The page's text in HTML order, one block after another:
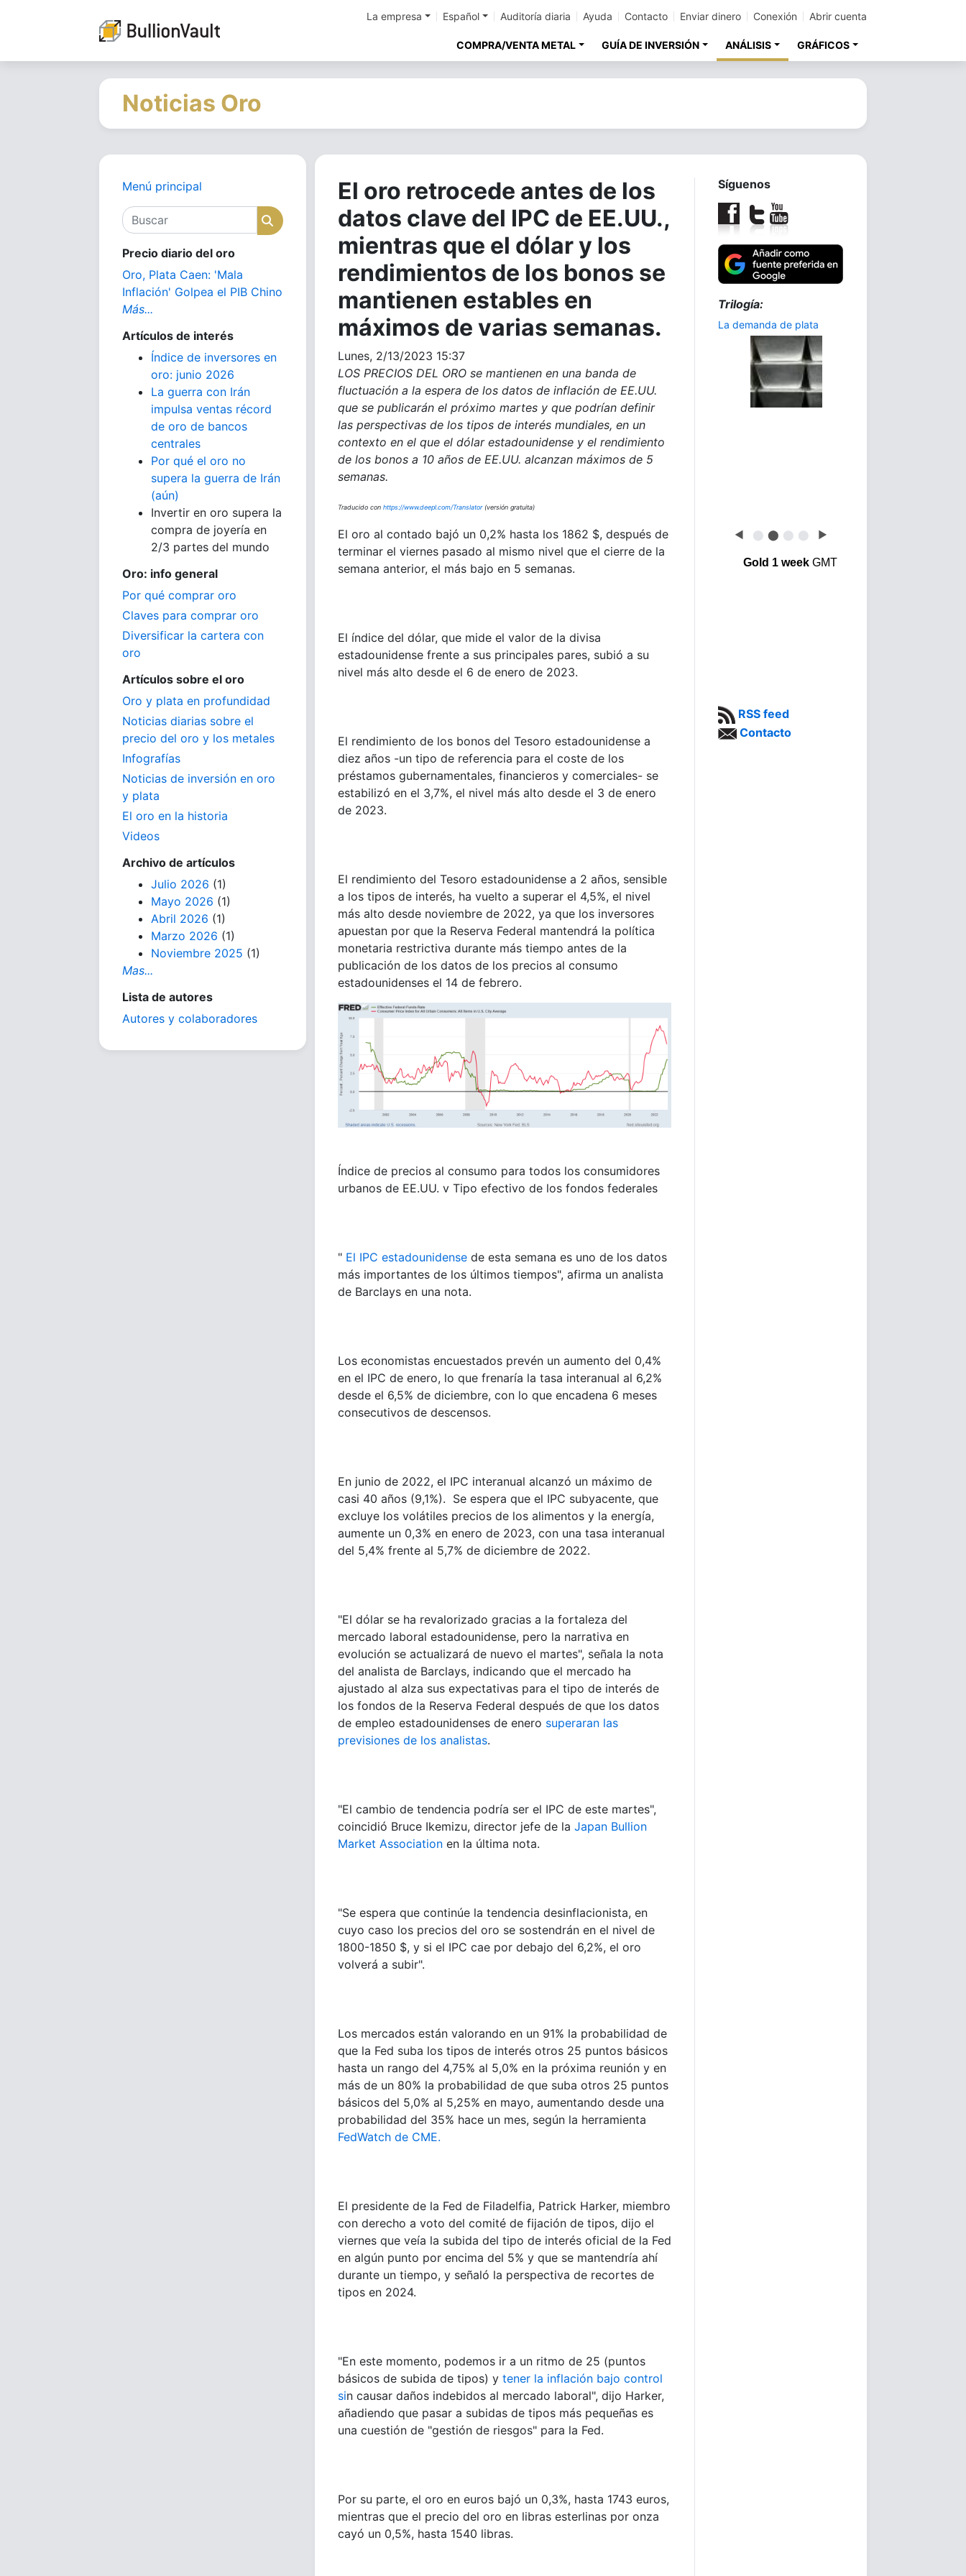
La empresa Español Auditoría diaria Ayuda Contacto Enviar dinero Conexión Abrir cuenta
COMPRA/VENTA METAL GUÍA DE INVERSIÓN ANÁLISIS GRÁFICOS
Noticias Oro
Menú principal
Buscar
Buscar
Precio diario del oro
Oro, Plata Caen: 'Mala
Inflación' Golpea el PIB Chino
Más...
Artículos de interés
Índice de inversores en
oro: junio 2026
La guerra con Irán
impulsa ventas récord
de oro de bancos
centrales
Por qué el oro no
supera la guerra de Irán
(aún)
Invertir en oro supera la
compra de joyería en
2/3 partes del mundo
Oro: info general
Por qué comprar oro
Claves para comprar oro
Diversificar la cartera con
oro
Artículos sobre el oro
Oro y plata en profundidad
Noticias diarias sobre el
precio del oro y los metales
Infografías
Noticias de inversión en oro
y plata
El oro en la historia
Videos
Archivo de artículos
Julio 2026 (1)
Mayo 2026 (1)
Abril 2026 (1)
Marzo 2026 (1)
Noviembre 2025 (1)
Mas...
Lista de autores
Autores y colaboradores
El oro retrocede antes de los
datos clave del IPC de EE.UU.,
mientras que el dólar y los
rendimientos de los bonos se
mantienen estables en
máximos de varias semanas.
Lunes, 2/13/2023 15:37
LOS PRECIOS DEL ORO se mantienen en una banda de
fluctuación a la espera de los datos de inflación de EE.UU.
que se publicarán el próximo martes y que podrían definir
las perspectivas de los tipos de interés mundiales, en un
contexto en el que el dólar estadounidense y el rendimiento
de los bonos a 10 años de EE.UU. alcanzan máximos de 5
semanas.
Traducido con https://www.deepl.com/Translator(versión gratuita)
El oro al contado bajó un 0,2% hasta los 1862 $, después de
terminar el viernes pasado al mismo nivel que el cierre de la
semana anterior, el más bajo en 5 semanas.
El índice del dólar, que mide el valor de la divisa
estadounidense frente a sus principales pares, subió a su
nivel más alto desde el 6 de enero de 2023.
El rendimiento de los bonos del Tesoro estadounidense a
diez años -un tipo de referencia para el coste de los
préstamos gubernamentales, financieros y comerciales- se
estabilizó en el 3,7%, el nivel más alto desde el 3 de enero
de 2023.
El rendimiento del Tesoro estadounidense a 2 años, sensible
a los tipos de interés, ha vuelto a superar el 4,5%, el nivel
más alto desde noviembre de 2022, ya que los inversores
apuestan por que la Reserva Federal mantendrá la política
monetaria restrictiva durante más tiempo antes de la
publicación de los datos de los precios al consumo
estadounidenses el 14 de febrero.
Índice de precios al consumo para todos los consumidores
urbanos de EE.UU. v Tipo efectivo de los fondos federales
" El IPC estadounidense de esta semana es uno de los datos
más importantes de los últimos tiempos", afirma un analista
de Barclays en una nota.
Los economistas encuestados prevén un aumento del 0,4%
en el IPC de enero, lo que frenaría la tasa interanual al 6,2%
desde el 6,5% de diciembre, con lo que encadena 6 meses
consecutivos de descensos.
En junio de 2022, el IPC interanual alcanzó un máximo de
casi 40 años (9,1%). Se espera que el IPC subyacente, que
excluye los volátiles precios de los alimentos y la energía,
aumente un 0,3% en enero de 2023, con una tasa interanual
del 5,4% frente al 5,7% de diciembre de 2022.
"El dólar se ha revalorizado gracias a la fortaleza del
mercado laboral estadounidense, pero la narrativa en
evolución se actualizará de nuevo el martes", señala la nota
del analista de Barclays, indicando que el mercado ha
ajustado al alza sus expectativas para el tipo de interés de
los fondos de la Reserva Federal después de que los datos
de empleo estadounidenses de enero superaran las
previsiones de los analistas.
"El cambio de tendencia podría ser el IPC de este martes",
coincidió Bruce Ikemizu, director jefe de la Japan Bullion
Market Association en la última nota.
"Se espera que continúe la tendencia desinflacionista, en
cuyo caso los precios del oro se sostendrán en el nivel de
1800-1850 $, y si el IPC cae por debajo del 6,2%, el oro
volverá a subir".
Los mercados están valorando en un 91% la probabilidad de
que la Fed suba los tipos de interés otros 25 puntos básicos
hasta un rango del 4,75% al 5,0% en la próxima reunión y en
más de un 80% la probabilidad de que suba otros 25 puntos
básicos del 5,0% al 5,25% en mayo, aumentando desde una
probabilidad del 35% hace un mes, según la herramienta
FedWatch de CME.
El presidente de la Fed de Filadelfia, Patrick Harker, miembro
con derecho a voto del comité de fijación de tipos, dijo el
viernes que veía la subida del tipo de interés oficial de la Fed
en algún punto por encima del 5% y que se mantendría ahí
durante un tiempo, y señaló la perspectiva de recortes de
tipos en 2024.
"En este momento, podemos ir a un ritmo de 25 (puntos
básicos de subida de tipos) y tener la inflación bajo control
sin causar daños indebidos al mercado laboral", dijo Harker,
añadiendo que pasar a subidas de tipos más pequeñas es
una cuestión de "gestión de riesgos" para la Fed.
Por su parte, el oro en euros bajó un 0,3%, hasta 1743 euros,
mientras que el precio del oro en libras esterlinas por onza
cayó un 0,5%, hasta 1540 libras.
Síguenos
Trilogía:
La demanda de plata
◀ ⬤ ⬤ ⬤ ⬤ ▶
Gold 1 weekGMT
RSS feed
Contacto